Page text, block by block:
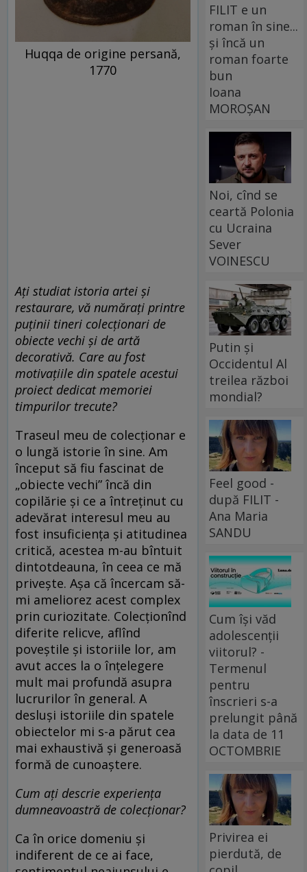
Huqqa de origine persană,
1770
Ați studiat istoria artei și
restaurare, vă numărați printre
puținii tineri colecționari de
obiecte vechi și de artă
decorativă. Care au fost
motivațiile din spatele acestui
proiect dedicat memoriei
timpurilor trecute?
Traseul meu de colecționar e
o lungă istorie în sine. Am
început să fiu fascinat de
„obiecte vechi” încă din
copilărie și ce a întreținut cu
adevărat interesul meu au
fost insuficiența și atitudinea
critică, acestea m-au bîntuit
dintotdeauna, în ceea ce mă
privește. Așa că încercam să-
mi ameliorez acest complex
prin curiozitate. Colecționînd
diferite relicve, aflînd
poveștile și istoriile lor, am
avut acces la o înțelegere
mult mai profundă asupra
lucrurilor în general. A
desluși istoriile din spatele
obiectelor mi s-a părut cea
mai exhaustivă și generoasă
formă de cunoaștere.
Cum ați descrie experiența
dumneavoastră de colecționar?
Ca în orice domeniu și
indiferent de ce ai face,
FILIT e un
roman în sine...
și încă un
roman foarte
bun
Ioana
MOROȘAN
Noi, cînd se
ceartă Polonia
cu Ucraina
Sever
VOINESCU
Putin și
Occidentul Al
treilea război
mondial?
Feel good -
după FILIT -
Ana Maria
SANDU
Cum își văd
adolescenții
viitorul? -
Termenul
pentru
înscrieri s-a
prelungit până
la data de 11
OCTOMBRIE
Privirea ei
pierdută, de